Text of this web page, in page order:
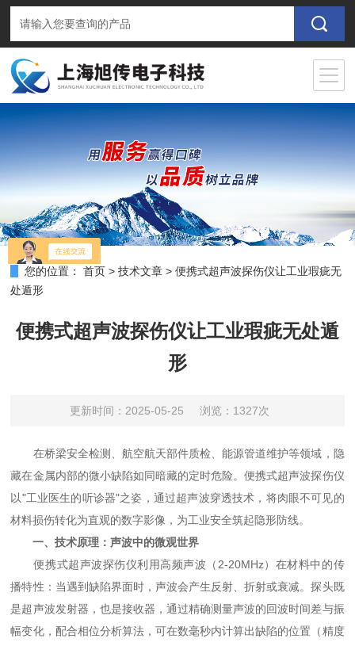
您的位置： 首页 >技术文章 >便携式超声波探伤仪让工业瑕疵无
处遁形
便携式超声波探伤仪让工业瑕疵无处遁
形
更新时间：2025-05-25 浏览：1327次
在桥梁安全检测、航空航天部件质检、能源管道维护等领域，隐
藏在金属内部的微小缺陷如同暗藏的定时危险。便携式超声波探伤仪
以"工业医生的听诊器"之姿，通过超声波穿透技术，将肉眼不可见的
材料损伤转化为直观的数字影像，为工业安全筑起隐形防线。
一、技术原理：声波中的微观世界
便携式超声波探伤仪利用高频声波（2-20MHz）在材料中的传
播特性：当遇到缺陷界面时，声波会产生反射、折射或衰减。探头既
是超声波发射器，也是接收器，通过精确测量声波的回波时间差与振
幅变化，配合相位分析算法，可在数毫秒内计算出缺陷的位置（精度